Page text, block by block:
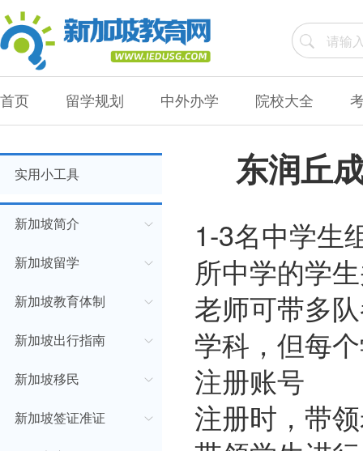
首页 留学规划 中外办学 院校大全
实用小工具
新加坡简介
新加坡留学
新加坡教育体制
新加坡出行指南
新加坡移民
新加坡签证准证
东润丘
1-3名中学生
所中学的学
老师可带多
学科，但每
注册账号
注册时，带